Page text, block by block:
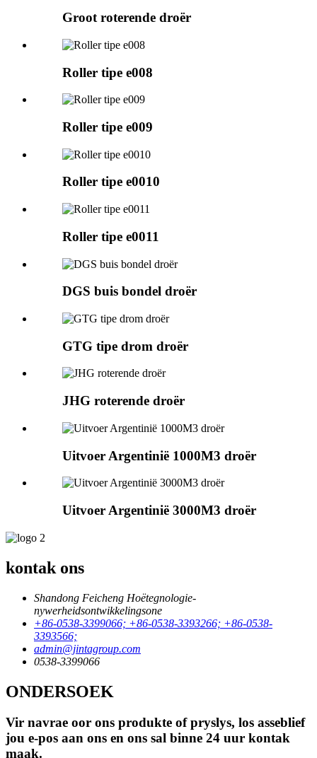
Groot roterende droër
Roller tipe e008
Roller tipe e009
Roller tipe e0010
Roller tipe e0011
DGS buis bondel droër
GTG tipe drom droër
JHG roterende droër
Uitvoer Argentinië 1000M3 droër
Uitvoer Argentinië 3000M3 droër
kontak ons
Shandong Feicheng Hoëtegnologie-
nywerheidsontwikkelingsone
+86-0538-3399066; +86-0538-3393266; +86-0538-
3393566;
admin@jintagroup.com
0538-3399066
ONDERSOEK
Vir navrae oor ons produkte of pryslys, los asseblief
jou e-pos aan ons en ons sal binne 24 uur kontak
maak.